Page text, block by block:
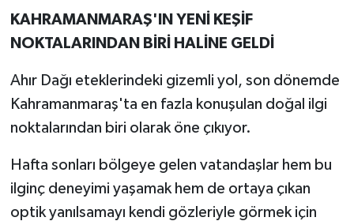
KAHRAMANMARAŞ'IN YENİ KEŞİF
NOKTALARINDAN BİRİ HALİNE GELDİ
Ahır Dağı eteklerindeki gizemli yol, son dönemde
Kahramanmaraş'ta en fazla konuşulan doğal ilgi
noktalarından biri olarak öne çıkıyor.
Hafta sonları bölgeye gelen vatandaşlar hem bu
ilginç deneyimi yaşamak hem de ortaya çıkan
optik yanılsamayı kendi gözleriyle görmek için